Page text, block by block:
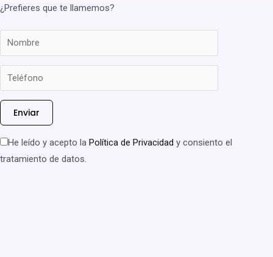
¿Prefieres que te llamemos?
He leído y acepto la Política de Privacidad y consiento el
tratamiento de datos.